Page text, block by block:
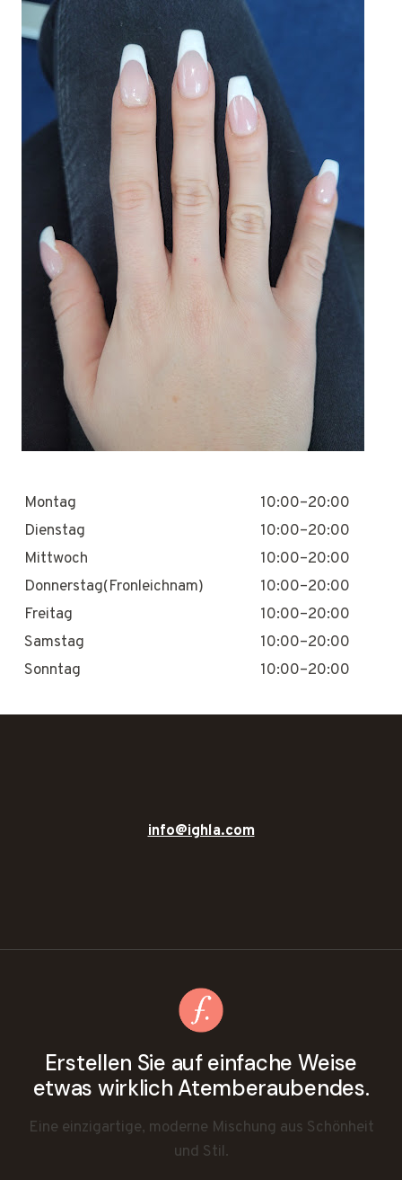
Montag
10:00–20:00
Dienstag
10:00–20:00
Mittwoch
10:00–20:00
Donnerstag(Fronleichnam)
10:00–20:00
Freitag
10:00–20:00
Samstag
10:00–20:00
Sonntag
10:00–20:00
info@ighla.com
Erstellen Sie auf einfache Weise
etwas wirklich Atemberaubendes.
Eine einzigartige, moderne Mischung aus Schönheit
und Stil.